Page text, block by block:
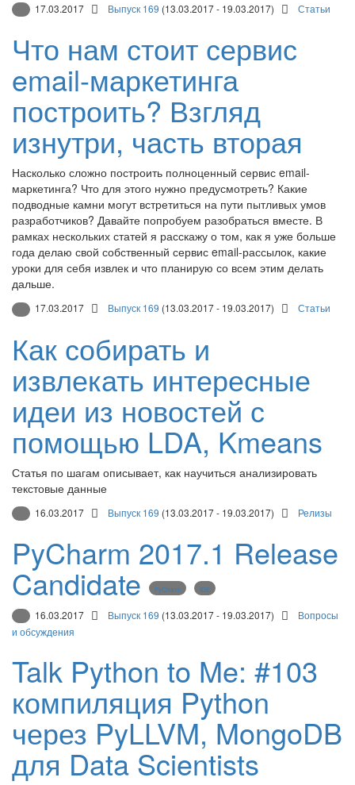
17.03.2017 Выпуск 169 (13.03.2017 - 19.03.2017) Статьи
Что нам стоит сервис
email-маркетинга
построить? Взгляд
изнутри, часть вторая
Насколько сложно построить полноценный сервис email-
маркетинга? Что для этого нужно предусмотреть? Какие
подводные камни могут встретиться на пути пытливых умов
разработчиков? Давайте попробуем разобраться вместе. В
рамках нескольких статей я расскажу о том, как я уже больше
года делаю свой собственный сервис email-рассылок, какие
уроки для себя извлек и что планирую со всем этим делать
дальше.
17.03.2017 Выпуск 169 (13.03.2017 - 19.03.2017) Статьи
Как собирать и
извлекать интересные
идеи из новостей с
помощью LDA, Kmeans
Статья по шагам описывает, как научиться анализировать
текстовые данные
16.03.2017 Выпуск 169 (13.03.2017 - 19.03.2017) Релизы
PyCharm 2017.1 Release
Candidate PyCharm IDE
16.03.2017 Выпуск 169 (13.03.2017 - 19.03.2017)
Вопросы
и обсуждения
Talk Python to Me: #103
компиляция Python
через PyLLVM, MongoDB
для Data Scientists